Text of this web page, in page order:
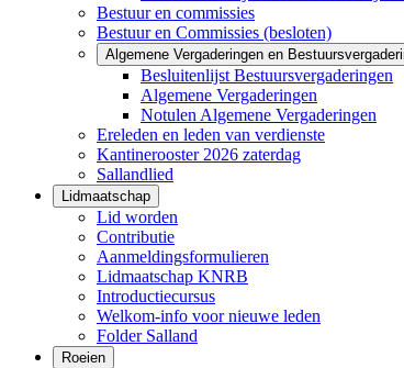
Bestuur en commissies
Bestuur en Commissies (besloten)
Algemene Vergaderingen en
Besluitenlijst Bestuursvergaderingen
Algemene Vergaderingen
Notulen Algemene Vergaderingen
Ereleden en leden van verdienste
Kantinerooster 2026 zaterdag
Sallandlied
Lidmaatschap
Lid worden
Contributie
Aanmeldingsformulieren
Lidmaatschap KNRB
Introductiecursus
Welkom-info voor nieuwe leden
Folder Salland
Roeien